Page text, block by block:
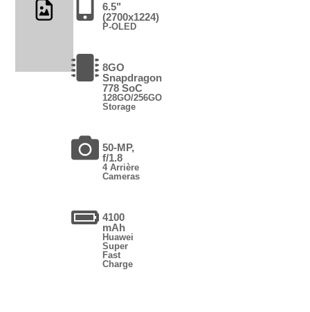
6.5"
(2700x1224)
P-OLED
8GO
Snapdragon
778 SoC
128GO/256GO
Storage
50-MP,
f/1.8
4 Arrière
Cameras
4100
mAh
Huawei
Super
Fast
Charge